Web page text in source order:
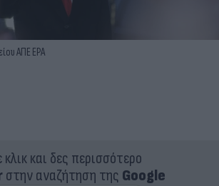
ΑΠΕ ΕΡΑ
κλικ και δες περισσότερο
στην αναζήτηση της Google